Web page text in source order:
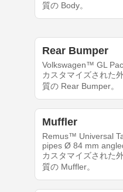
質の Body。
Rear Bumper
Volkswagen™ GL
カスタマイズされた
質の Rear Bumper。
Muffler
Remus™ Universal
pipes Ø 84 mm
カスタマイズされた
質の Muffler。